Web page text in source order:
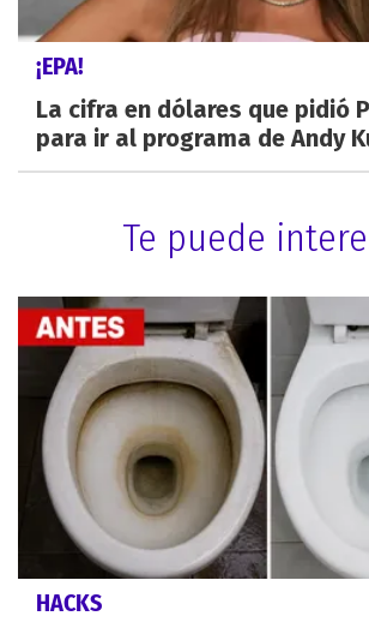
¡EPA!
La cifra en dólares que pidió
para ir al programa de Andy
Te puede
HACKS